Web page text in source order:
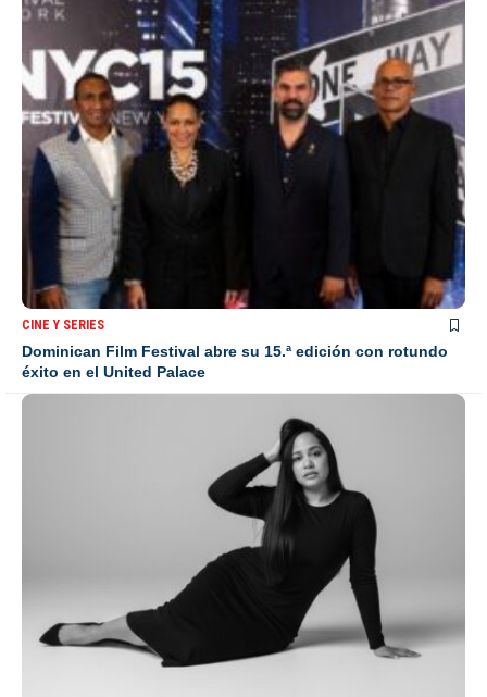
CINE Y SERIES
Dominican Film Festival abre su 15.ª edición con rotundo
éxito en el United Palace